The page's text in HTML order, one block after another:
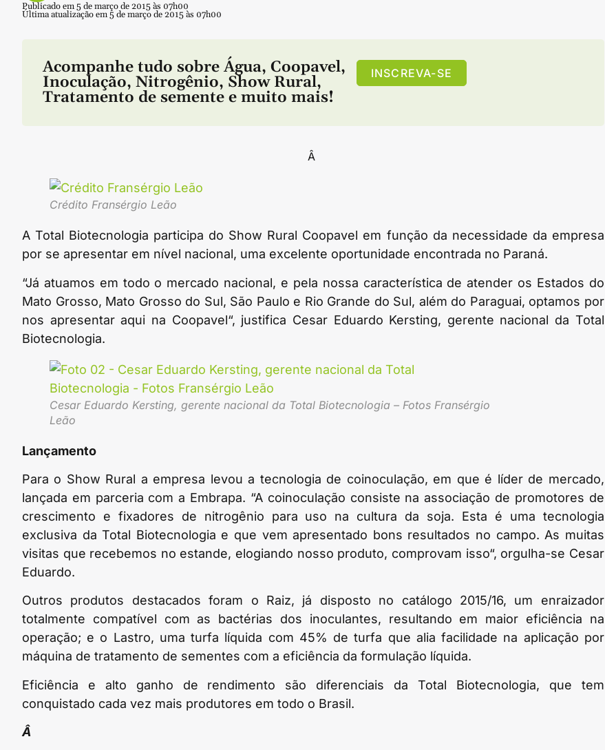
Publicado em 5 de março de 2015 às 07h00
Última atualização em 5 de março de 2015 às 07h00
Acompanhe tudo sobre Água, Coopavel,
Inoculação, Nitrogênio, Show Rural,
Tratamento de semente e muito mais!
INSCREVA-SE
Â
Crédito Fransérgio Leão
A Total Biotecnologia participa do Show Rural Coopavel em função da necessidade da empresa
por se apresentar em nível nacional, uma excelente oportunidade encontrada no Paraná.
“Já atuamos em todo o mercado nacional, e pela nossa característica de atender os Estados do
Mato Grosso, Mato Grosso do Sul, São Paulo e Rio Grande do Sul, além do Paraguai, optamos por
nos apresentar aqui na Coopavel“, justifica Cesar Eduardo Kersting, gerente nacional da Total
Biotecnologia.
Cesar Eduardo Kersting, gerente nacional da Total Biotecnologia – Fotos Fransérgio
Leão
Lançamento
Para o Show Rural a empresa levou a tecnologia de coinoculação, em que é líder de mercado,
lançada em parceria com a Embrapa. “A coinoculação consiste na associação de promotores de
crescimento e fixadores de nitrogênio para uso na cultura da soja. Esta é uma tecnologia
exclusiva da Total Biotecnologia e que vem apresentado bons resultados no campo. As muitas
visitas que recebemos no estande, elogiando nosso produto, comprovam isso“, orgulha-se Cesar
Eduardo.
Outros produtos destacados foram o Raiz, já disposto no catálogo 2015/16, um enraizador
totalmente compatível com as bactérias dos inoculantes, resultando em maior eficiência na
operação; e o Lastro, uma turfa líquida com 45% de turfa que alia facilidade na aplicação por
máquina de tratamento de sementes com a eficiência da formulação líquida.
Eficiência e alto ganho de rendimento são diferenciais da Total Biotecnologia, que tem
conquistado cada vez mais produtores em todo o Brasil.
Â